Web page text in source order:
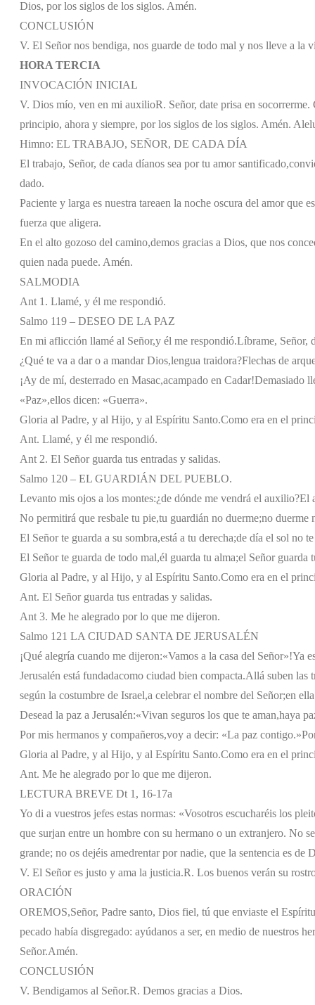
Dios, por los siglos de los siglos. Amén.
CONCLUSIÓN
V. El Señor nos bendiga, nos guarde de todo mal y nos lleve a la
HORA TERCIA
INVOCACIÓN INICIAL
V. Dios mío, ven en mi auxilioR. Señor, date prisa en
principio, ahora y siempre, por los siglos de los siglos. Amén.
Himno: EL TRABAJO, SEÑOR, DE CADA DÍA
El trabajo, Señor, de cada díanos sea por tu amor santificado,
dado.
Paciente y larga es nuestra tareaen la noche oscura del amor que
fuerza que aligera.
En el alto gozoso del camino,demos gracias a Dios, que nos
quien nada puede. Amén.
SALMODIA
Ant 1. Llamé, y él me respondió.
Salmo 119 – DESEO DE LA PAZ
En mi aflicción llamé al Señor,y él me respondió.Líbrame, Señor,
¿Qué te va a dar o a mandar Dios,lengua traidora?Flechas de
¡Ay de mí, desterrado en Masac,acampado en Cadar!Demasiado
«Paz»,ellos dicen: «Guerra».
Gloria al Padre, y al Hijo, y al Espíritu Santo.Como era en el
Ant. Llamé, y él me respondió.
Ant 2. El Señor guarda tus entradas y salidas.
Salmo 120 – EL GUARDIÁN DEL PUEBLO.
Levanto mis ojos a los montes:¿de dónde me vendrá el auxilio?El
No permitirá que resbale tu pie,tu guardián no duerme;no duerme
El Señor te guarda a su sombra,está a tu derecha;de día el sol no
El Señor te guarda de todo mal,él guarda tu alma;el Señor guarda
Gloria al Padre, y al Hijo, y al Espíritu Santo.Como era en el
Ant. El Señor guarda tus entradas y salidas.
Ant 3. Me he alegrado por lo que me dijeron.
Salmo 121 LA CIUDAD SANTA DE JERUSALÉN
¡Qué alegría cuando me dijeron:«Vamos a la casa del Señor»!Ya
Jerusalén está fundadacomo ciudad bien compacta.Allá suben las
según la costumbre de Israel,a celebrar el nombre del Señor;en
Desead la paz a Jerusalén:«Vivan seguros los que te aman,haya
Por mis hermanos y compañeros,voy a decir: «La paz contigo.»
Gloria al Padre, y al Hijo, y al Espíritu Santo.Como era en el
Ant. Me he alegrado por lo que me dijeron.
LECTURA BREVE Dt 1, 16-17a
Yo di a vuestros jefes estas normas: «Vosotros escucharéis los
que surjan entre un hombre con su hermano o un extranjero. No
grande; no os dejéis amedrentar por nadie, que la sentencia es de
V. El Señor es justo y ama la justicia.R. Los buenos verán su
ORACIÓN
OREMOS,Señor, Padre santo, Dios fiel, tú que enviaste el
pecado había disgregado: ayúdanos a ser, en medio de nuestros
Señor.Amén.
CONCLUSIÓN
V. Bendigamos al Señor.R. Demos gracias a Dios.